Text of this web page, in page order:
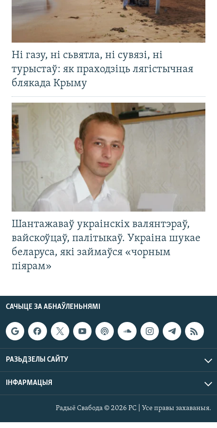
Ні газу, ні сьвятла, ні сувязі, ні
турыстаў: як праходзіць лягістычная
блякада Крыму
Шантажаваў украінскіх валянтэраў,
вайскоўцаў, палітыкаў. Украіна шукае
беларуса, які займаўся «чорным
піярам»
САЧЫЦЕ ЗА АБНАЎЛЕНЬНЯМІ
РАЗЬДЗЕЛЫ САЙТУ
ІНФАРМАЦЫЯ
Радыё Свабода © 2026 РС | Усе правы захаваныя.